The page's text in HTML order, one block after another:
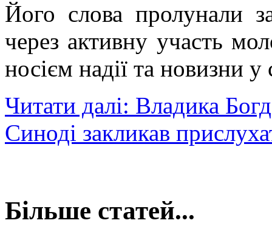
Його слова пролунали
через активну участь
носієм надії та новизни у
Читати далі: Владика
Синоді закликав
Більше статей...